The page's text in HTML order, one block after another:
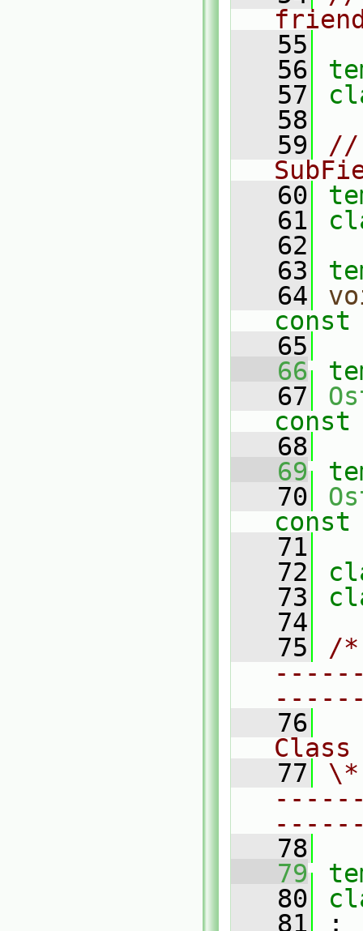
   55
   56
   57
   58
   59
   60
   61
   62
   63
   64
const
   65
   66
   67
const
   68
   69
   70
const
   71
   72
   73
   74
   75
/
   76
   77
   78
   79
   80
   81
: